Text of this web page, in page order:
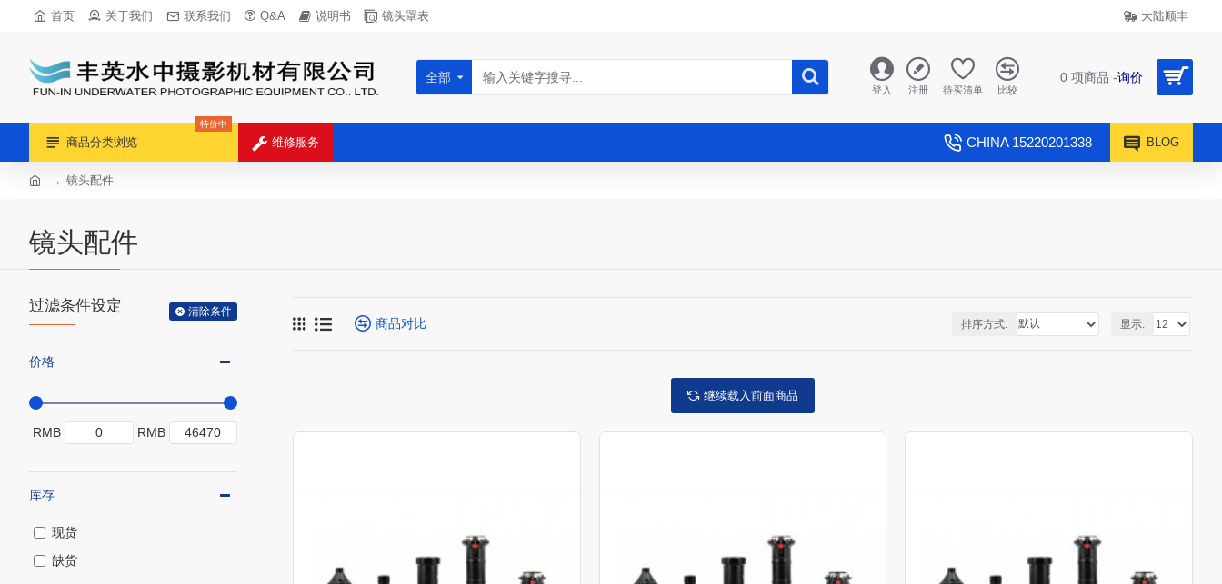
首页 关于我们 联系我们 Q&A 说明书 镜头罩表 大陆顺丰
全部
登入 注册 待买清单 比较
0 项商品 -询价
商品分类浏览
特价中
维修服务 CHINA 15220201338 BLOG
镜头配件
镜头配件
过滤条件设定 清除条件
价格
RMB RMB
库存
现货
缺货
商品对比 排序方式: 显示:
继续载入前面商品